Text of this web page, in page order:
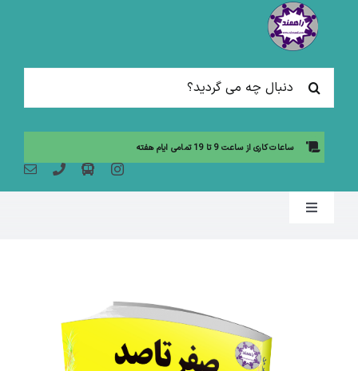
جستجو
برای:
ساعات کاری از ساعت 9 تا 19 تمامی ایام هفته
Toggle
آموزش حضوری (لیست دوره ها)